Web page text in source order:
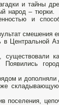
и тайны
народ – тюрки.
и
смешения
в Центральной
Появились
и
поселения,